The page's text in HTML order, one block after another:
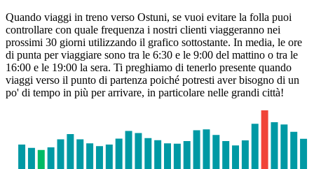
Quando viaggi in treno verso Ostuni, se vuoi evitare la folla puoi
controllare con quale frequenza i nostri clienti viaggeranno nei
prossimi 30 giorni utilizzando il grafico sottostante. In media, le ore
di punta per viaggiare sono tra le 6:30 e le 9:00 del mattino o tra le
16:00 e le 19:00 la sera. Ti preghiamo di tenerlo presente quando
viaggi verso il punto di partenza poiché potresti aver bisogno di un
po' di tempo in più per arrivare, in particolare nelle grandi città!